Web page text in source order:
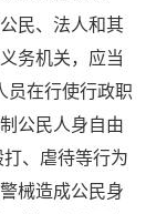
民、法人和其
务机关，应当
在行使行政职
公民人身自由
、虐待等行为
械造成公民身